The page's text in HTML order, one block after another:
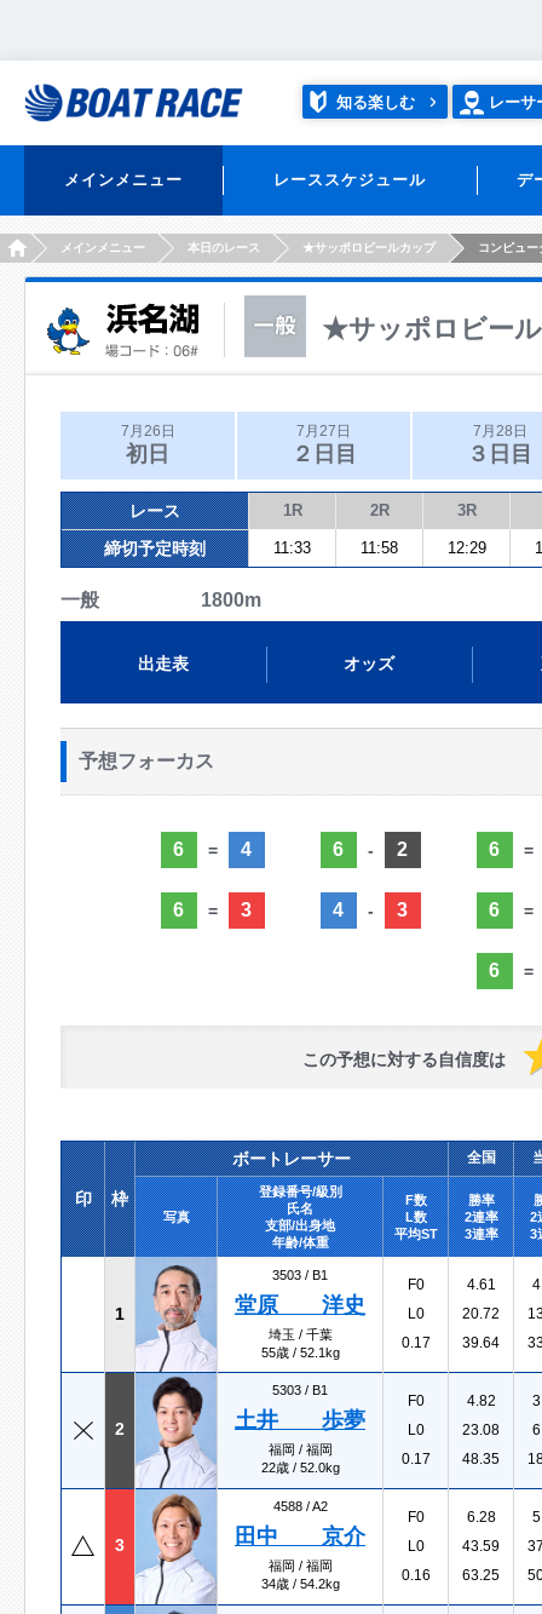
知る楽しむ レーサ
メインメニュー レーススケジュール デ
HOMEメインメニュー 本日のレース ★サッポロビールカップ コンピュー
★サッポロビー
7月26日
初日
7月27日
２日目
7月28日
３日目
レース 1R 2R 3R
締切予定時刻 11:33 11:58 12:29
一般 1800m
出走表 オッズ
予想フォーカス
6 = 4
6 = 3
6 - 2
4 - 3
6 =
6 =
6 =
この予想に対する自信度は
印 枠
ボートレーサー 全国
写真
登録番号/級別
氏名
支部/出身地
年齢/体重
F数
L数
平均ST
勝率
2連率
3連率
2
3
1
3503 / B1
堂原 洋史
埼玉 / 千葉
55歳 / 52.1kg
F0
L0
0.17
4.61
20.72
39.64
2
5303 / B1
土井 歩夢
福岡 / 福岡
22歳 / 52.0kg
F0
L0
0.17
4.82
23.08
48.35
3
4588 /A2
田中 京介
福岡 / 福岡
34歳 / 54.2kg
F0
L0
0.16
6.28
43.59
63.25